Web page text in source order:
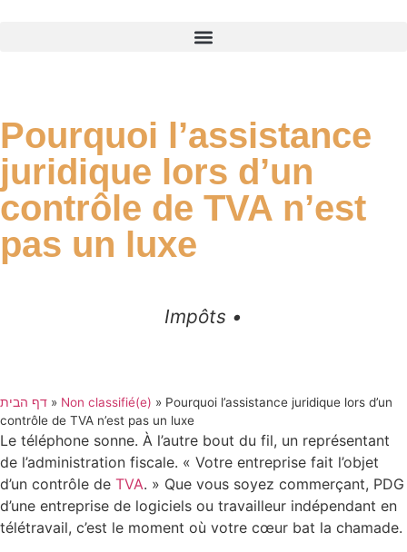
Pourquoi l’assistance
juridique lors d’un
contrôle de TVA n’est
pas un luxe
Impôts •
דף הבית » Non classifié(e) » Pourquoi l’assistance juridique lors d’un
contrôle de TVA n’est pas un luxe
Le téléphone sonne. À l’autre bout du fil, un représentant
de l’administration fiscale. « Votre entreprise fait l’objet
d’un contrôle de TVA. » Que vous soyez commerçant, PDG
d’une entreprise de logiciels ou travailleur indépendant en
télétravail, c’est le moment où votre cœur bat la chamade.